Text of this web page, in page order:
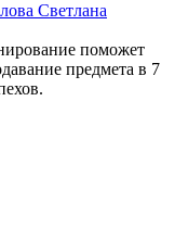
Светлана
поможет
предмета в 7